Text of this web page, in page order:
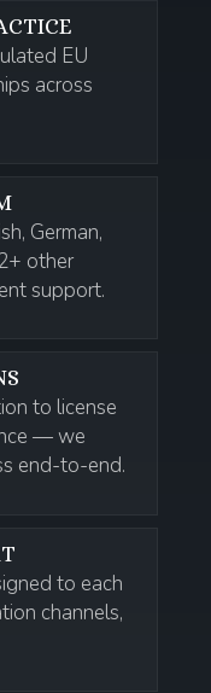
EU
across
German,
other
support.
to license
— we
end-to-end.
to each
channels,